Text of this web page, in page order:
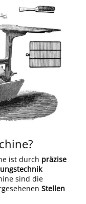
ist durch präzise
sind die
Stellen